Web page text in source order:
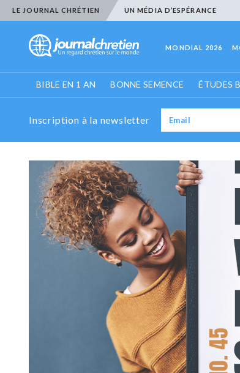
LE JOURNAL CHRÉTIEN UN MÉDIA D’ESPÉRANCE
MONDIAL 2026
BIBLE EN 1 AN BONNE SEMENCE ÉTUDES
Inscription à la newsletter